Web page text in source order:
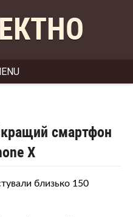
смартфон
X
близько 150